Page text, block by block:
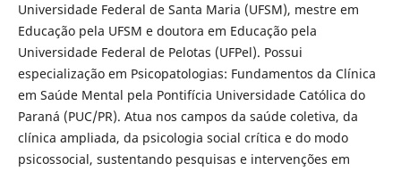
Universidade Federal de Santa Maria (UFSM), mestre em
Educação pela UFSM e doutora em Educação pela
Universidade Federal de Pelotas (UFPel). Possui
especialização em Psicopatologias: Fundamentos da Clínica
em Saúde Mental pela Pontifícia Universidade Católica do
Paraná (PUC/PR). Atua nos campos da saúde coletiva, da
clínica ampliada, da psicologia social crítica e do modo
psicossocial, sustentando pesquisas e intervenções em